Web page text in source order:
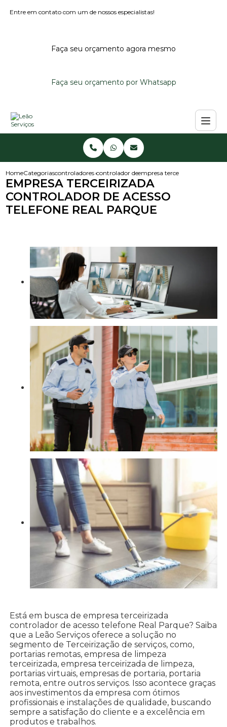
Entre em contato com um de nossos especialistas!
Faça seu orçamento agora mesmo
Faça seu orçamento por Whatsapp
HomeCategoriascontroladores de acessocontrolador de acesso externo
empresa terceirizada
EMPRESA TERCEIRIZADA
CONTROLADOR DE ACESSO
TELEFONE REAL PARQUE
Está em busca de empresa terceirizada
controlador de acesso telefone Real Parque? Saiba
que a Leão Serviços oferece a solução no
segmento de Terceirização de serviços, como,
portarias remotas, empresa de limpeza
terceirizada, empresa terceirizada de limpeza,
portarias virtuais, empresas de portaria, portaria
remota, entre outros serviços. Isso acontece graças
aos investimentos da empresa com ótimos
profissionais e instalações de qualidade, buscando
sempre a satisfação do cliente e a excelência em
produtos e trabalhos.